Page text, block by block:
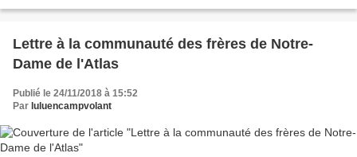
Lettre à la communauté des frères de Notre-
Dame de l'Atlas
Publié le 24/11/2018 à 15:52
Par luluencampvolant